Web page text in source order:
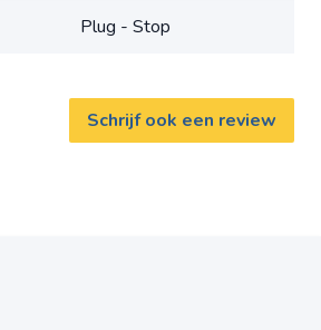
Plug - Stop
Schrijf ook een review